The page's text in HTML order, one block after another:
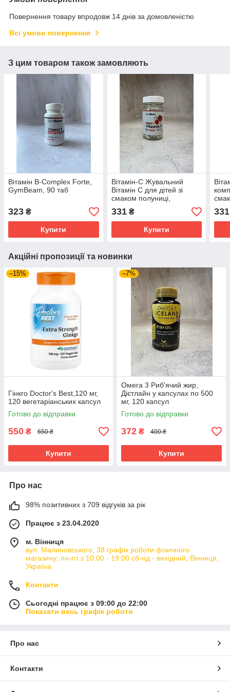
Повернення товару впродовж 14 днів за домовленістю
Всі умови повернення
З цим товаром також замовляють
Вітамін B-Complex Forte,
GymBeam, 90 таб
323 ₴
Купити
Вітамін-С Жувальний
Вітамін С для дітей зі
смаком полуниці,
331₴
Купити
331
Акційні пропозиції та новинки
–15%
Гінкго Doctor's Best,120 мг,
120 вегетаріанських капсул
Готово до відправки
550 ₴ 650 ₴
Купити
–7%
Омега 3 Риб'ячий жир,
Дієтлайн у капсулах по 500
мг, 120 капсул
Готово до відправки
372 ₴ 400 ₴
Купити
Про нас
98% позитивних з 709 відгуків за рік
Працює з 23.04.2020
м. Вінниця
вул. Малиновського, 38 графік роботи фізичного
магазину: пн-пт з 10:00 - 19:00 сб-нд - вихідний, Вінниця,
Україна
Контакти
Сьогодні працює з 09:00 до 22:00
Показати весь графік роботи
Про нас
Контакти